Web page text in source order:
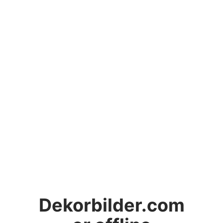
Dekorbilder.com